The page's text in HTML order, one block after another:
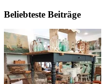
Beliebteste Beiträge